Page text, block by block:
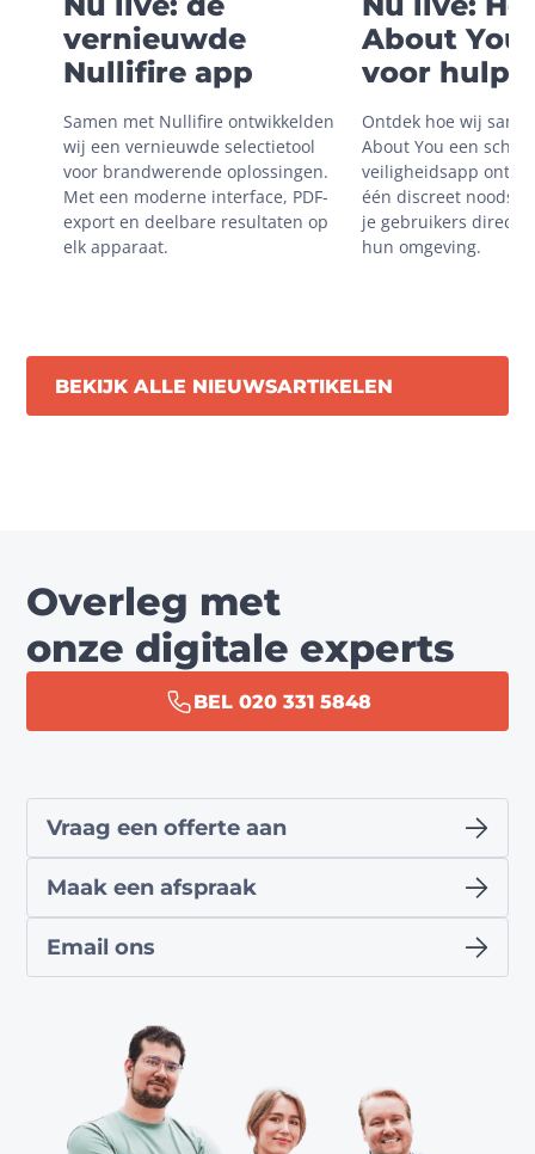
vernieuwde
Nullifire app
Samen met Nullifire ontwikkelden
wij een vernieuwde selectietool
voor brandwerende oplossingen.
Met een moderne interface, PDF-
export en deelbare resultaten op
elk apparaat.
About You
voor hulp
onveilige
situaties
Ontdek hoe wij
About You een
veiligheidsapp
één discreet
je gebruikers direct
hun omgeving.
BEKIJK ALLE NIEUWSARTIKELEN
Overleg met
onze digitale experts
BEL 020 331 5848
Vraag een offerte aan
Maak een afspraak
Email ons